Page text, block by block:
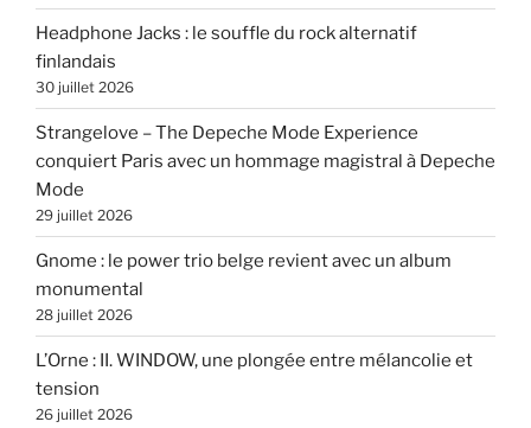
Headphone Jacks : le souffle du rock alternatif
finlandais
30 juillet 2026
Strangelove – The Depeche Mode Experience
conquiert Paris avec un hommage magistral à Depeche
Mode
29 juillet 2026
Gnome : le power trio belge revient avec un album
monumental
28 juillet 2026
L’Orne : II. WINDOW, une plongée entre mélancolie et
tension
26 juillet 2026